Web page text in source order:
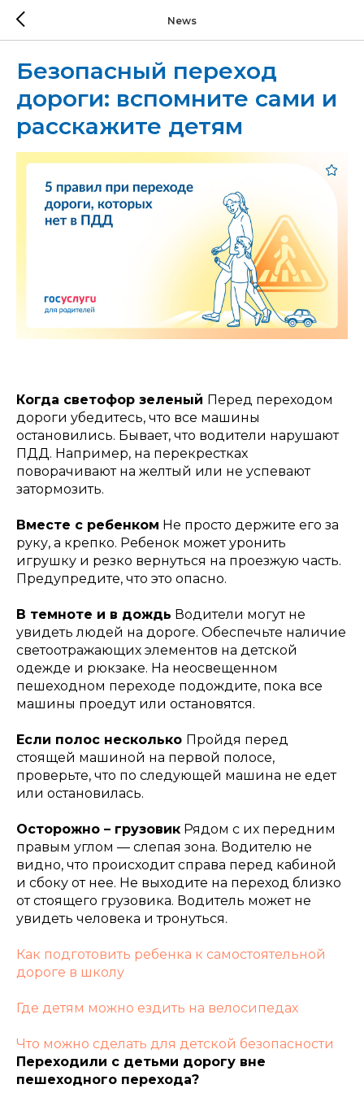
News
Безопасный переход
дороги: вспомните сами и
расскажите детям
Когда светофор зеленый Перед переходом
дороги убедитесь, что все машины
остановились. Бывает, что водители нарушают
ПДД. Например, на перекрестках
поворачивают на желтый или не успевают
затормозить.
Вместе с ребенком Не просто держите его за
руку, а крепко. Ребенок может уронить
игрушку и резко вернуться на проезжую часть.
Предупредите, что это опасно.
В темноте и в дождь Водители могут не
увидеть людей на дороге. Обеспечьте наличие
светоотражающих элементов на детской
одежде и рюкзаке. На неосвещенном
пешеходном переходе подождите, пока все
машины проедут или остановятся.
Если полос несколько Пройдя перед
стоящей машиной на первой полосе,
проверьте, что по следующей машина не едет
или остановилась.
Осторожно – грузовик Рядом с их передним
правым углом — слепая зона. Водителю не
видно, что происходит справа перед кабиной
и сбоку от нее. Не выходите на переход близко
от стоящего грузовика. Водитель может не
увидеть человека и тронуться.
Как подготовить ребенка к самостоятельной
дороге в школу
Где детям можно ездить на велосипедах
Что можно сделать для детской безопасности
Переходили с детьми дорогу вне
пешеходного перехода?